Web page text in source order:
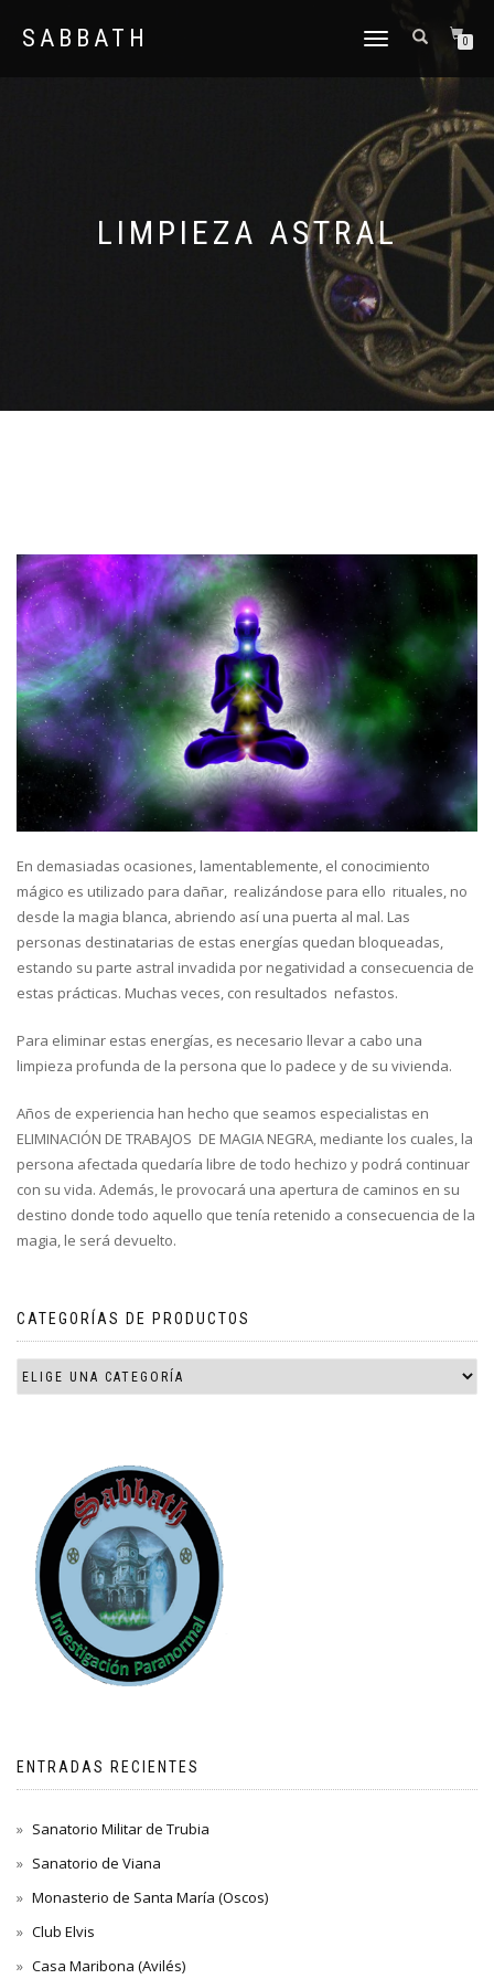
SABBATH
CAMBIAR
0
LIMPIEZA ASTRAL
En demasiadas ocasiones, lamentablemente, el conocimiento
mágico es utilizado para dañar, realizándose para ello rituales, no
desde la magia blanca, abriendo así una puerta al mal. Las
personas destinatarias de estas energías quedan bloqueadas,
estando su parte astral invadida por negatividad a consecuencia de
estas prácticas. Muchas veces, con resultados nefastos.
Para eliminar estas energías, es necesario llevar a cabo una
limpieza profunda de la persona que lo padece y de su vivienda.
Años de experiencia han hecho que seamos especialistas en
ELIMINACIÓN DE TRABAJOS DE MAGIA NEGRA, mediante los cuales, la
persona afectada quedaría libre de todo hechizo y podrá continuar
con su vida. Además, le provocará una apertura de caminos en su
destino donde todo aquello que tenía retenido a consecuencia de la
magia, le será devuelto.
CATEGORÍAS DE PRODUCTOS
ENTRADAS RECIENTES
Sanatorio Militar de Trubia
Sanatorio de Viana
Monasterio de Santa María (Oscos)
Club Elvis
Casa Maribona (Avilés)